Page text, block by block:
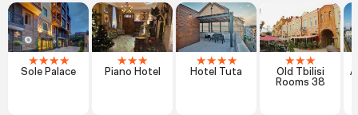
★★★★
Sole Palace
★★★
Piano Hotel
★★★★
Hotel Tuta
★★★
Old Tbilisi
Rooms 38